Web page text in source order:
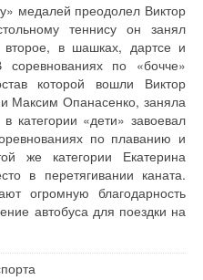
медалей преодолел Виктор
теннису он занял
в шашках, дартсе и
по «бочче»
которой вошли Виктор
Максим Опанасенко, заняла
категории «дети» завоевал
по плаванию и
же категории Екатерина
в перетягивании каната.
огромную благодарность
автобуса для поездки на